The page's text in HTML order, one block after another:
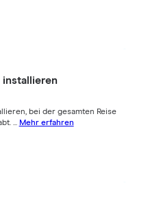
installieren
bei der gesamten Reise
... Mehr erfahren